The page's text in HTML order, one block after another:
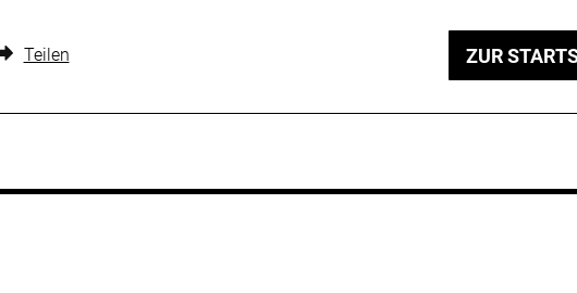
Teilen ZUR